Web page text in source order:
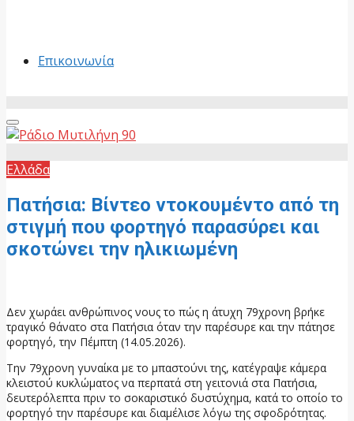
Επικοινωνία
Primary
Menu
Ελλάδα
Πατήσια: Βίντεο ντοκουμέντο από τη
στιγμή που φορτηγό παρασύρει και
σκοτώνει την ηλικιωμένη
Δεν χωράει ανθρώπινος νους το πώς η άτυχη 79χρονη βρήκε
τραγικό θάνατο στα Πατήσια όταν την παρέσυρε και την πάτησε
φορτηγό, την Πέμπτη (14.05.2026).
Την 79χρονη γυναίκα με το μπαστούνι της, κατέγραψε κάμερα
κλειστού κυκλώματος να περπατά στη γειτονιά στα Πατήσια,
δευτερόλεπτα πριν το σοκαριστικό δυστύχημα, κατά το οποίο το
φορτηγό την παρέσυρε και διαμέλισε λόγω της σφοδρότητας.